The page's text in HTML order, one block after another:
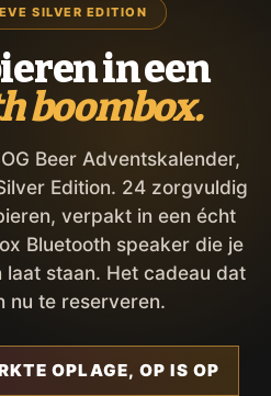
SILVER EDITION
in een
boombox.
Beer Adventskalender,
Edition. 24 zorgvuldig
verpakt in een écht
Bluetooth speaker die je
staan. Het cadeau dat
nu te reserveren.
OPLAGE, OP IS OP